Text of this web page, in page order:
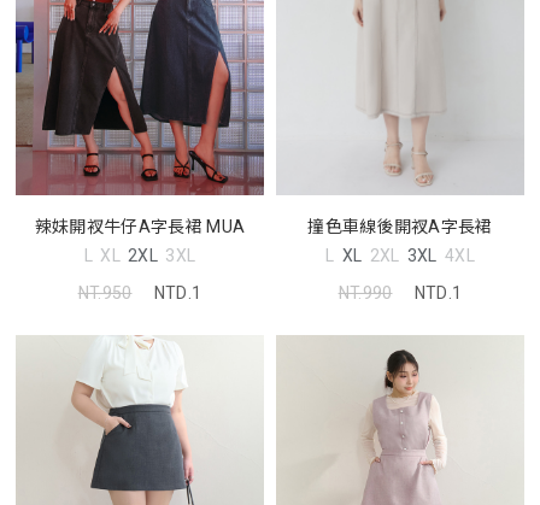
辣妹開衩牛仔A字長裙 MUA
L XL 2XL 3XL
NT.950
NTD.1
撞色車線後開衩A字長裙
L XL 2XL 3XL 4XL
NT.990
NTD.1